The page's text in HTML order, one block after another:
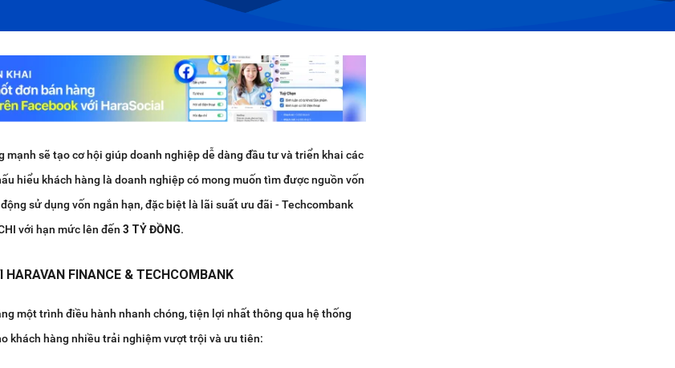
mạnh sẽ tạo cơ hội giúp doanh nghiệp dễ dàng đầu tư và triển khai các
hiểu khách hàng là doanh nghiệp có mong muốn tìm được nguồn vốn
sử dụng vốn ngắn hạn, đặc biệt là lãi suất ưu đãi - Techcombank
với hạn mức lên đến3 TỶ ĐỒNG.
HARAVAN FINANCE & TECHCOMBANK
một trình điều hành nhanh chóng, tiện lợi nhất thông qua hệ thống
khách hàng nhiều trải nghiệm vượt trội và ưu tiên: